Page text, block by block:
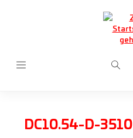
DC10.54-D-3510